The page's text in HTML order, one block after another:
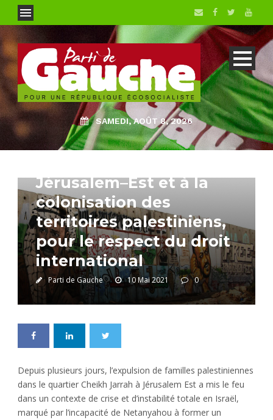
SAMEDI, AOÛT 8, 2026
Europe & International
Israël : Non à la
Jérusalem–Est et à la
colonisation des
territoires palestiniens,
pour le respect du droit
international
Parti de Gauche 10 Mai 2021 0
Depuis plusieurs jours, l’expulsion de familles palestiniennes
dans le quartier Cheikh Jarrah à Jérusalem Est a mis le feu
dans un contexte de crise et d’instabilité totale en Israël,
marqué par l’incapacité de Netanyahou à former un